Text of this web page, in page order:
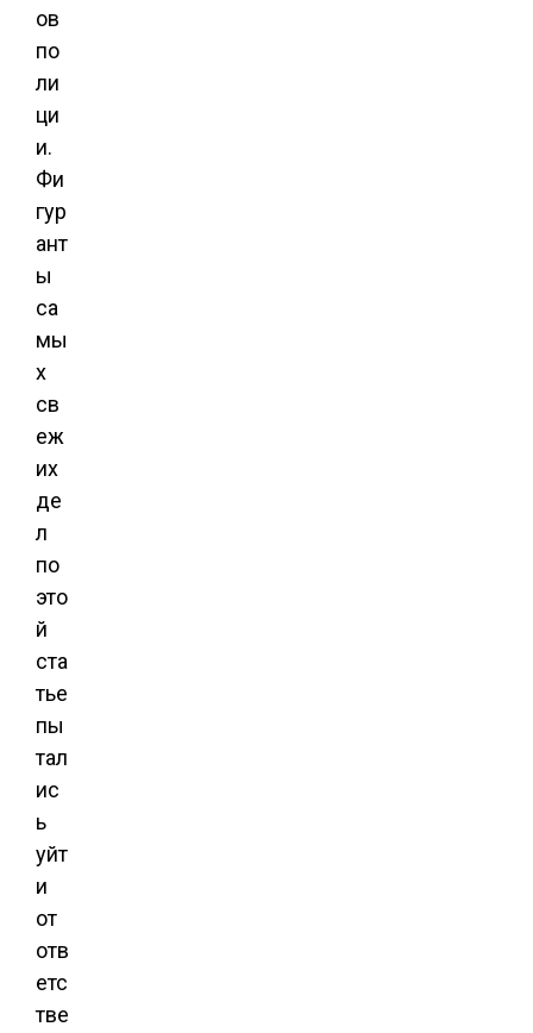
ов
по
ли
ци
и.
Фи
гур
ант
ы
са
мы
х
св
еж
их
де
л
по
это
й
ста
тье
пы
тал
ис
ь
уйт
и
от
отв
етс
тве